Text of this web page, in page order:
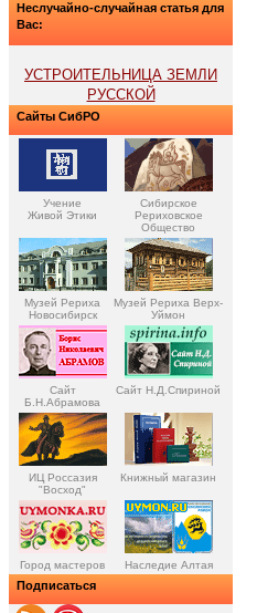
Неслучайно-случайная статья для
Вас:
УСТРОИТЕЛЬНИЦА ЗЕМЛИ
РУССКОЙ
Сайты СибРО
Учение
Живой Этики
Сибирское
Рериховское
Общество
Музей Рериха
Новосибирск
Музей Рериха Верх-
Уймон
Сайт
Б.Н.Абрамова
Сайт Н.Д.Спириной
ИЦ Россазия
"Восход"
Книжный магазин
Город мастеров Наследие Алтая
Подписаться